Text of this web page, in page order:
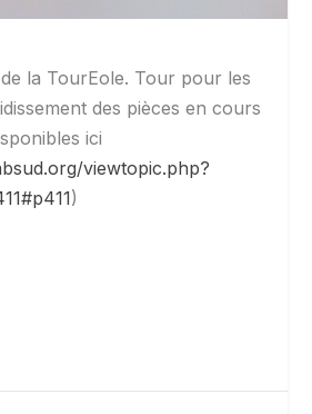
la TourEole. Tour pour les
des pièces en cours
ici
viewtopic.php?
)